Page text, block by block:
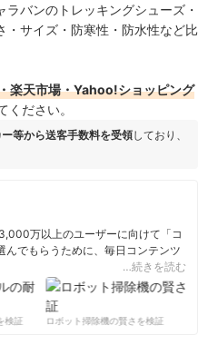
バンのトレッキングシューズ・
サイズ・防寒性・防水性など比
楽天市場・Yahoo!ショッピング
ください。
等から送客手数料を受領しており、
万以上のユーザーに向けて「コ
でもらうために、毎日コンテンツ
…続きを読む
証 ロボット掃除機の賢さを検証